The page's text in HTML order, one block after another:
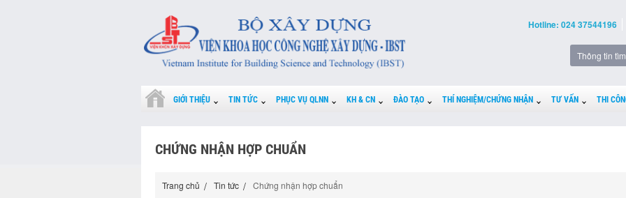
Hotline: 024 37544196
GIỚI THIỆU TIN TỨC PHỤC VỤ QLNN KH & CN ĐÀO TẠO THÍ NGHIỆM/CHỨNG NHẬN TƯ VẤN THI
CHỨNG NHẬN HỢP CHUẨN
Trang chủ Tin tức Chứng nhận hợp chuẩn